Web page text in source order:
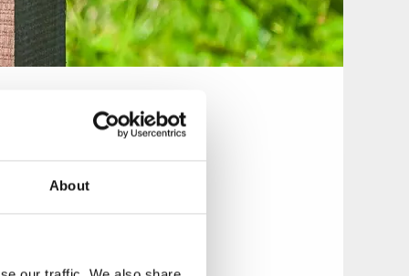
About
pilgrimer till
Nidaros